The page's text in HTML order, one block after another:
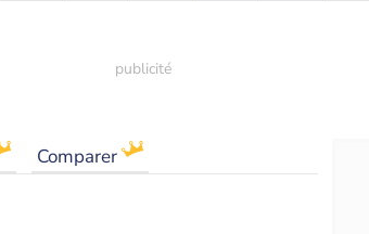
Comparer